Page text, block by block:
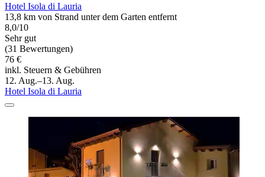
Hotel Isola di Lauria
13,8 km von Strand unter dem Garten entfernt
8,0/10
Sehr gut
(31 Bewertungen)
76 €
inkl. Steuern & Gebühren
12. Aug.–13. Aug.
Hotel Isola di Lauria